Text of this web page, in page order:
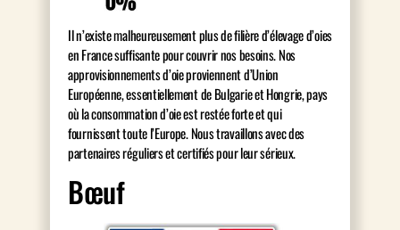
Il n’existe malheureusement plus de filière d’élevage d’oies
en France suffisante pour couvrir nos besoins. Nos
approvisionnements d’oie proviennent d’Union
Européenne, essentiellement de Bulgarie et Hongrie, pays
où la consommation d’oie est restée forte et qui
fournissent toute l’Europe. Nous travaillons avec des
partenaires réguliers et certifiés pour leur sérieux.
Bœuf